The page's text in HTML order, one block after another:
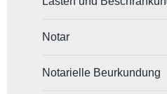
Notar
Notarielle Beurkundung